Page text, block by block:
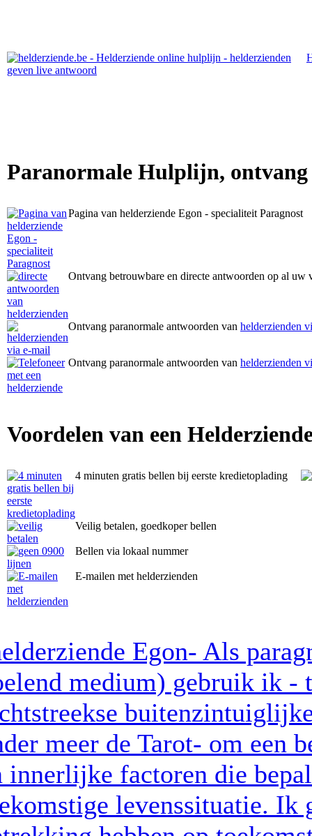
Paranormale Hulplijn,
Pagina van helderziende Egon - specialiteit Paragnost
Ontvang betrouwbare en directe antwoorden op al uw
Ontvang paranormale antwoorden van helderzienden
Ontvang paranormale antwoorden van helderzienden
Voordelen van een
4 minuten gratis bellen bij eerste kredietoplading
Veilig betalen, goedkoper bellen
Bellen via lokaal nummer
E-mailen met helderzienden